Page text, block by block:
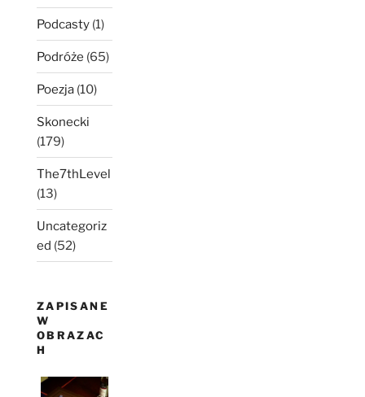
Podcasty (1)
Podróże (65)
Poezja (10)
Skonecki
(179)
The7thLevel
(13)
Uncategoriz
ed (52)
ZAPISANE
W
OBRAZAC
H